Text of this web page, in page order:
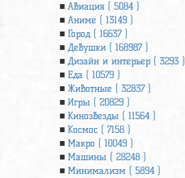
Авиация ( 5084 )
Аниме ( 13149 )
Город ( 16637 )
Девушки ( 168987 )
Дизайн и интерьер ( 3293 )
Еда ( 10579 )
Животные ( 32837 )
Игры ( 20829 )
Кинозвезды ( 11564 )
Космос ( 7158 )
Макро ( 10049 )
Машины ( 28248 )
Минимализм ( 5894 )